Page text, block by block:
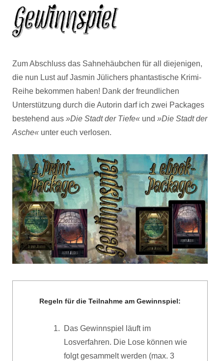
Zum Abschluss das Sahnehäubchen für all diejenigen,
die nun Lust auf Jasmin Jülichers phantastische Krimi-
Reihe bekommen haben! Dank der freundlichen
Unterstützung durch die Autorin darf ich zwei Packages
bestehend aus »Die Stadt der Tiefe« und »Die Stadt der
Asche« unter euch verlosen.
Regeln für die Teilnahme am Gewinnspiel:
Das Gewinnspiel läuft im
Losverfahren. Die Lose können wie
folgt gesammelt werden (max. 3